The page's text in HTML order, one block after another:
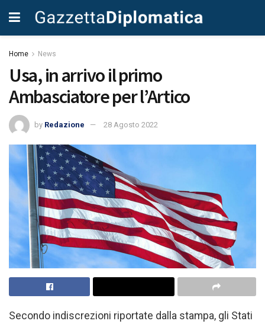
Home News
Usa, in arrivo il primo
Ambasciatore per l’Artico
by Redazione 28 Agosto 2022
Secondo indiscrezioni riportate dalla stampa, gli Stati